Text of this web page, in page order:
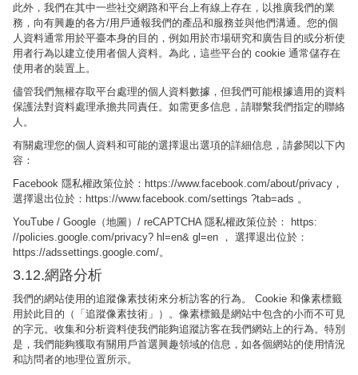
此外，我們在其中一些社交網路和平台上有線上存在，以推廣我們的業
務，向有興趣的各方/用戶通報我們的產品和服務並與他們溝通。您的個
人資料通常用於平臺本身的目的，例如用於市場研究和廣告目的或分析使
用者行為以建立使用者個人資料。為此，這些平台的 cookie 通常儲存在
使用者的裝置上。
儘管我們無權存取平台處理的個人資料數據，但我們可能根據適用的資料
保護法對資料處理承擔共同責任。如需更多信息，請聯繫我們指定的聯絡
人。
有關處理您的個人資料和可能的選擇退出選項的詳細信息，請參閱以下內
容：
Facebook 隱私權政策位於：https://www.facebook.com/about/privacy，
選擇退出位於：https://www.facebook.com/settings ?tab=ads 。
YouTube / Google（地圖）/ reCAPTCHA 隱私權政策位於： https:
//policies.google.com/privacy? hl=en& gl=en ， 選擇退出位於：
https://adssettings.google.com/。
3.12.網路分析
我們的網站使用的追蹤像素技術來分析訪客的行為。 Cookie 和像素標籤
用於此目的（「追蹤像素技術」）。像素標籤是網站中包含的小而不可見
的字元。收集和分析資料使我們能夠追蹤訪客在我們網站上的行為。特別
是，我們能夠獲取有關用戶首選興趣領域的信息，如各個網站的使用情況
和訪問者的地理位置所示。